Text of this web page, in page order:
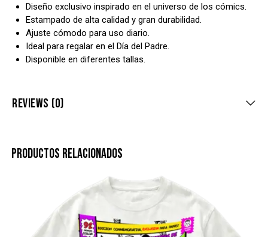
Diseño exclusivo inspirado en el universo de los cómics.
Estampado de alta calidad y gran durabilidad.
Ajuste cómodo para uso diario.
Ideal para regalar en el Día del Padre.
Disponible en diferentes tallas.
REVIEWS (0)
PRODUCTOS RELACIONADOS